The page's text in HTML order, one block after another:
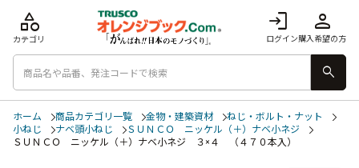
login
ログイン
person
購入希望の方
category
カテゴリ
search
ホーム 商品カテゴリ一覧 金物・建築資材
ねじ・ボルト・ナット
小ねじ
ナベ頭小ねじ
ＳＵＮＣＯ ニッケル（＋）ナベ小ネジ
ＳＵＮＣＯ ニッケル（＋）ナベ小ネジ ３×４ （４７０本入）